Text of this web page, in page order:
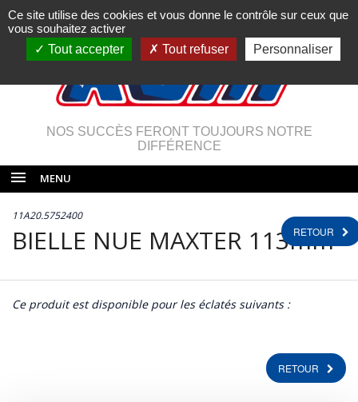
NOS SUCCÈS FERONT TOUJOURS NOTRE
DIFFÉRENCE
MENU
RETOUR
11A20.5752400
BIELLE NUE MAXTER 113mm
Ce produit est disponible pour les éclatés suivants :
RETOUR
Ce site utilise des cookies et vous donne le contrôle sur ceux que
vous souhaitez activer
Tout accepter
Tout refuser Personnaliser